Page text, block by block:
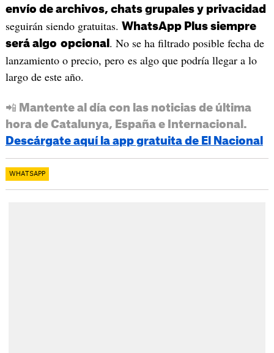
envío de archivos, chats grupales y privacidad
seguirán siendo gratuitas. WhatsApp Plus siempre
será algo opcional . No se ha filtrado posible fecha de
lanzamiento o precio, pero es algo que podría llegar a lo
largo de este año.
📲 Mantente al día con las noticias de última
hora de Catalunya, España e Internacional.
Descárgate aquí la app gratuita de El Nacional
WHATSAPP